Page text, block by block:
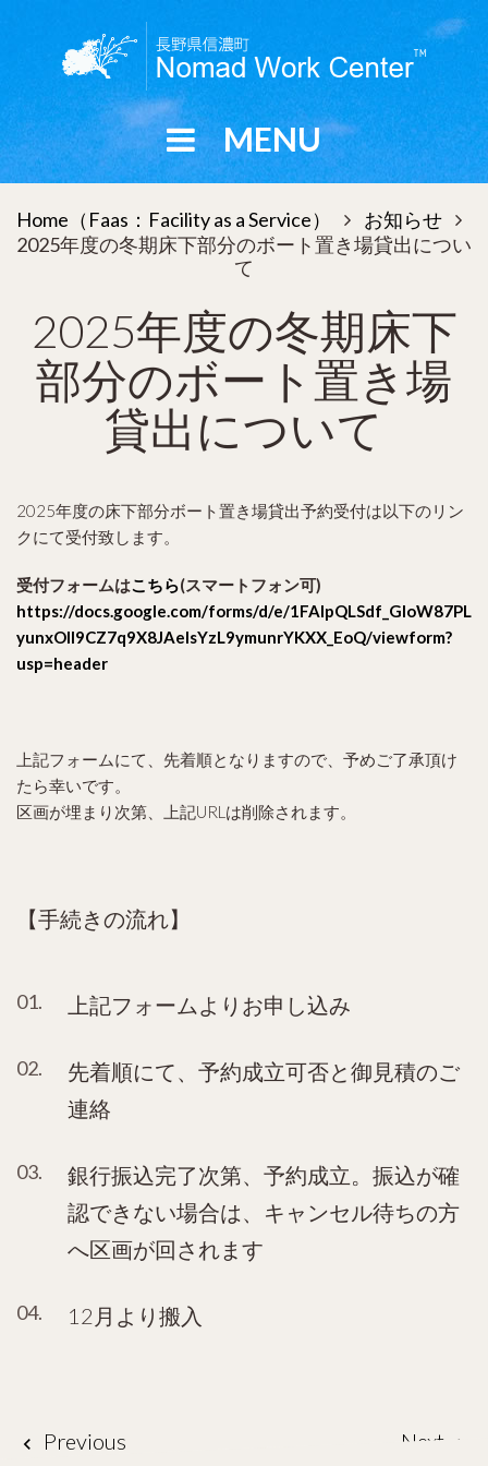
o
MENU
Home（Faas：Facility as a Service）  お知らせ 
2025年度の冬期床下部分のボート置き場貸出につい
て
2025年度の冬期床下
部分のボート置き場
貸出について
2025年度の床下部分ボート置き場貸出予約受付は以下のリン
クにて受付致します。
受付フォームはこちら(スマートフォン可)
https://docs.google.com/forms/d/e/1FAIpQLSdf_GIoW87PL
yunxOll9CZ7q9X8JAelsYzL9ymunrYKXX_EoQ/viewform?
usp=header
上記フォームにて、先着順となりますので、予めご了承頂け
たら幸いです。
区画が埋まり次第、上記URLは削除されます。
【手続きの流れ】
上記フォームよりお申し込み
先着順にて、予約成立可否と御見積のご
連絡
銀行振込完了次第、予約成立。振込が確
認できない場合は、キャンセル待ちの方
へ区画が回されます
12月より搬入
投Previous Next